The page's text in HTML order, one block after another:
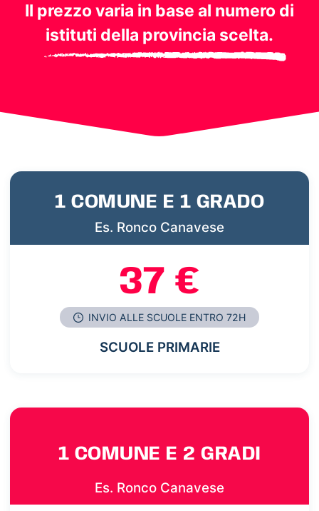
Il prezzo varia in base al numero di
istituti della provincia scelta.
1 COMUNE E 1 GRADO
Es. Ronco Canavese
37 €
INVIO ALLE SCUOLE ENTRO 72H
SCUOLE PRIMARIE
1 COMUNE E 2 GRADI
Es. Ronco Canavese